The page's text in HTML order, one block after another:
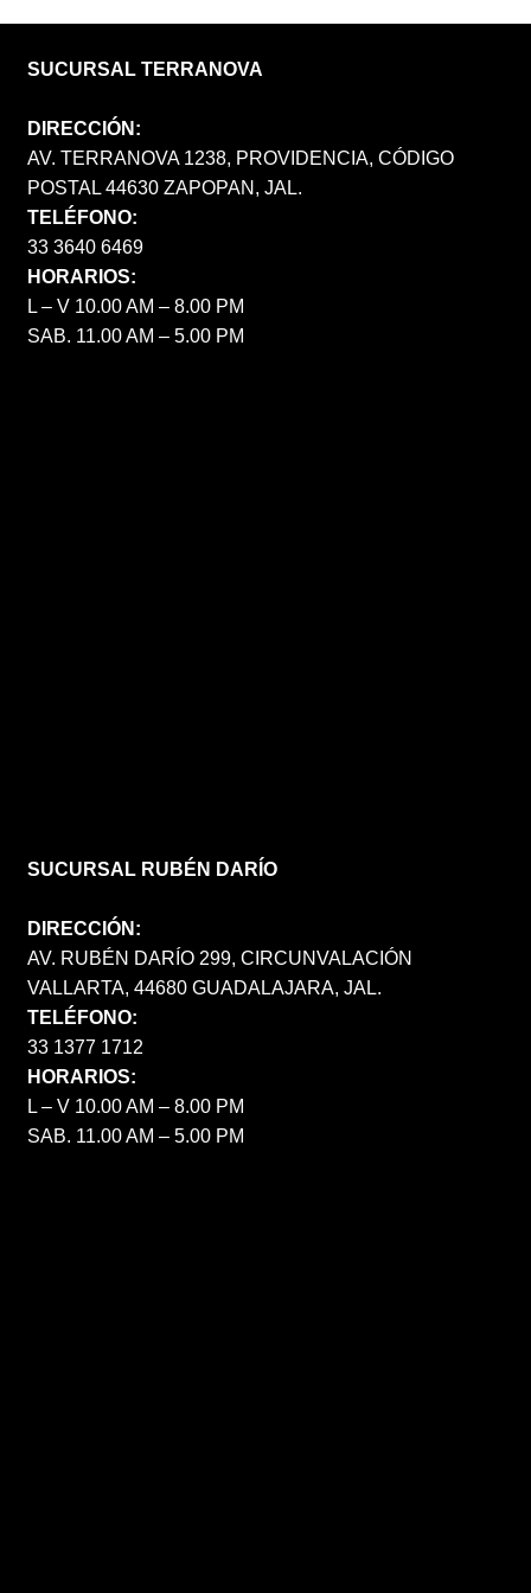
SUCURSAL TERRANOVA
DIRECCIÓN:
AV. TERRANOVA 1238, PROVIDENCIA, CÓDIGO
POSTAL 44630 ZAPOPAN, JAL.
TELÉFONO:
33 3640 6469
HORARIOS:
L – V 10.00 AM – 8.00 PM
SAB. 11.00 AM – 5.00 PM
SUCURSAL RUBÉN DARÍO
DIRECCIÓN:
AV. RUBÉN DARÍO 299, CIRCUNVALACIÓN
VALLARTA, 44680 GUADALAJARA, JAL.
TELÉFONO:
33 1377 1712
HORARIOS:
L – V 10.00 AM – 8.00 PM
SAB. 11.00 AM – 5.00 PM